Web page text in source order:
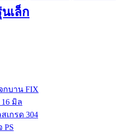
เล็ก
กบาน FIX
มิล
เกรด 304
PS